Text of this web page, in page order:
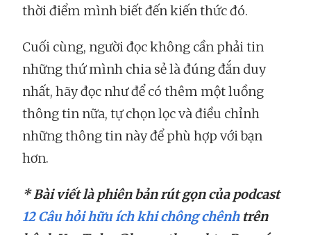
thời điểm mình biết đến kiến thức đó.
Cuối cùng, người đọc không cần phải tin
những thứ mình chia sẻ là đúng đắn duy
nhất, hãy đọc như để có thêm một luồng
thông tin nữa, tự chọn lọc và điều chỉnh
những thông tin này để phù hợp với bạn
hơn.
* Bài viết là phiên bản rút gọn của podcast
12 Câu hỏi hữu ích khi chông chênhtrên